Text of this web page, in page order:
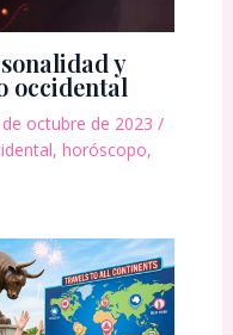
y
occidental
octubre de 2023 /
, horóscopo,